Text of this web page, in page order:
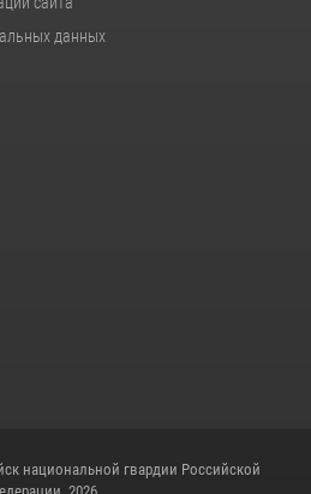
данных
национальной гвардии Российской